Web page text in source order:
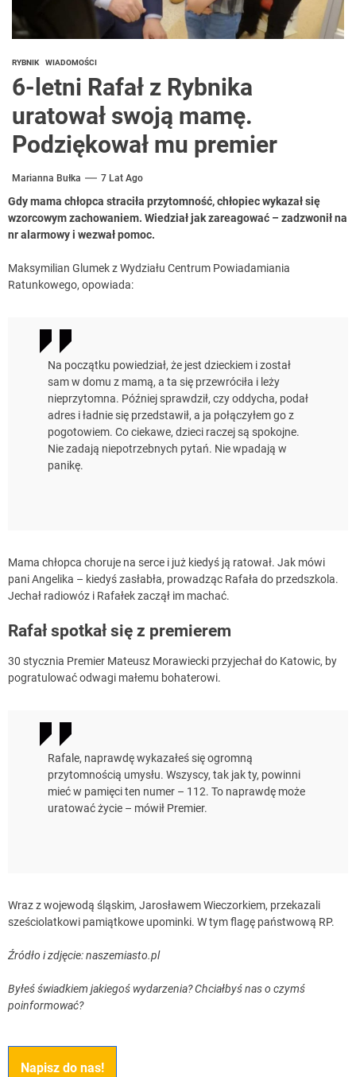
RYBNIK WIADOMOŚCI
6-letni Rafał z Rybnika
uratował swoją mamę.
Podziękował mu premier
Marianna Bułka 7 Lat Ago
Gdy mama chłopca straciła przytomność, chłopiec wykazał się
wzorcowym zachowaniem. Wiedział jak zareagować – zadzwonił na
nr alarmowy i wezwał pomoc.
Maksymilian Glumek z Wydziału Centrum Powiadamiania
Ratunkowego, opowiada:
Na początku powiedział, że jest dzieckiem i został
sam w domu z mamą, a ta się przewróciła i leży
nieprzytomna. Później sprawdził, czy oddycha, podał
adres i ładnie się przedstawił, a ja połączyłem go z
pogotowiem. Co ciekawe, dzieci raczej są spokojne.
Nie zadają niepotrzebnych pytań. Nie wpadają w
panikę.
Mama chłopca choruje na serce i już kiedyś ją ratował. Jak mówi
pani Angelika – kiedyś zasłabła, prowadząc Rafała do przedszkola.
Jechał radiowóz i Rafałek zaczął im machać.
Rafał spotkał się z premierem
30 stycznia Premier Mateusz Morawiecki przyjechał do Katowic, by
pogratulować odwagi małemu bohaterowi.
Rafale, naprawdę wykazałeś się ogromną
przytomnością umysłu. Wszyscy, tak jak ty, powinni
mieć w pamięci ten numer – 112. To naprawdę może
uratować życie – mówił Premier.
Wraz z wojewodą śląskim, Jarosławem Wieczorkiem, przekazali
sześciolatkowi pamiątkowe upominki. W tym flagę państwową RP.
Źródło i zdjęcie: naszemiasto.pl
Byłeś świadkiem jakiegoś wydarzenia? Chciałbyś nas o czymś
poinformować?
Napisz do nas!